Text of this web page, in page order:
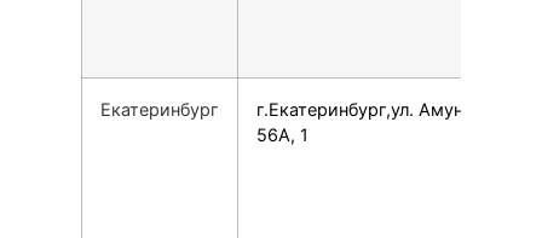
Екатеринбург
г.Екатеринбург,ул. Амундсена,
56А, 1